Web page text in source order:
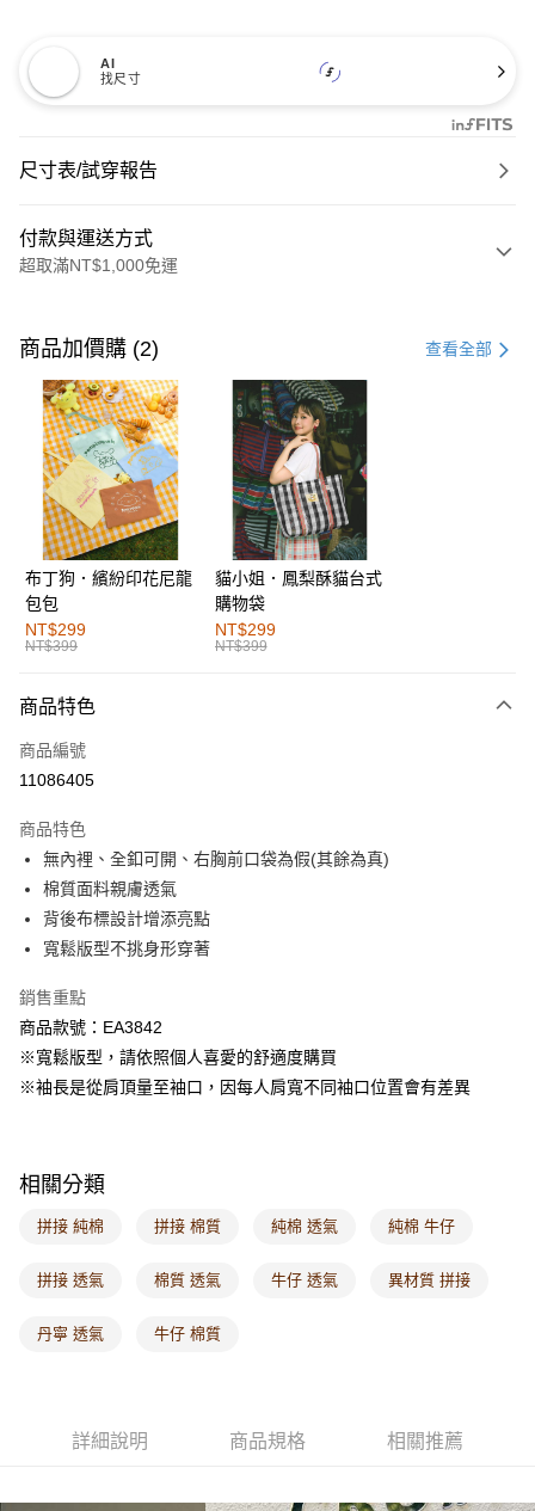
AI
找尺寸
尺寸表/試穿報告
付款與運送方式
超取滿NT$1,000免運
信用卡一次付款
購物金
超商取貨付款
LINE Pay
街口支付
運送方式
全家取貨付款
每筆NT$60，滿NT$1,000(含以上)免運費
付款後全家取貨
萊爾富取貨付款
付款後萊爾富取貨
每筆NT$60，滿NT$1,000(含以上)免運費
7-11取貨付款
每筆NT$60，滿NT$1,000(含以上)免運費
付款後7-11取貨
每筆NT$60，滿NT$1,000(含以上)免運費
宅配
每筆NT$60，滿NT$1,000(含以上)免運費
海外配送-港/澳/新/馬/泰國專屬 查看運費
海外配送-其他亞洲地區 查看運費
商品加價購 (2) 查看全部
布丁狗．繽紛印花尼龍
包包
NT$299
NT$399
貓小姐．鳳梨酥貓台式
購物袋
NT$299
NT$399
商品特色
商品編號
11086405
商品特色
無內裡、全釦可開、右胸前口袋為假(其餘為真)
棉質面料親膚透氣
背後布標設計增添亮點
寬鬆版型不挑身形穿著
銷售重點
商品款號：EA3842
※寬鬆版型，請依照個人喜愛的舒適度購買
※袖長是從肩頂量至袖口，因每人肩寬不同袖口位置會有差異
相關分類
拼接 純棉 拼接 棉質 純棉 透氣 純棉 牛仔
拼接 透氣 棉質 透氣 牛仔 透氣 異材質 拼接
丹寧 透氣 牛仔 棉質
詳細說明 商品規格 相關推薦